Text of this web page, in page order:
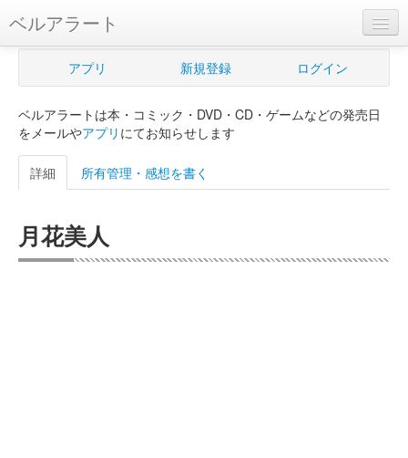
ベルアラート
ベルアラートとは
新規登録
ログイン
購入管理
アプリ 新規登録 ログイン
ベルアラートは本・コミック・DVD・CD・ゲームなどの発売日
をメールやアプリ にてお知らせします
詳細 所有管理・感想を書く
月花美人